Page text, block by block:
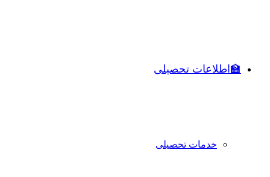
🏫اطلاعات تحصیلی
خدمات تحصیلی